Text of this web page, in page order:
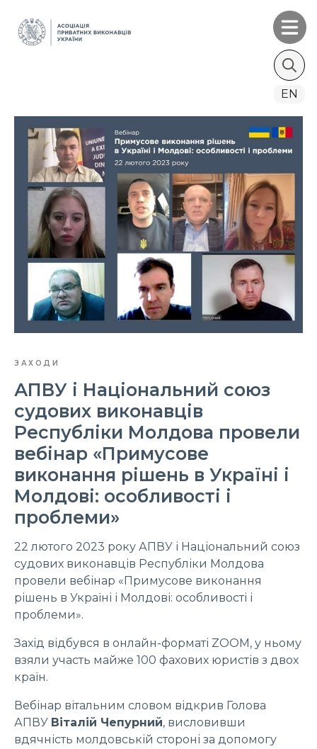
Search
EN
ЗАХОДИ
АПВУ і Національний союз
судових виконавців
Республіки Молдова провели
вебінар «Примусове
виконання рішень в Україні і
Молдові: особливості і
проблеми»
22 лютого 2023 року АПВУ і Національний союз
судових виконавців Республіки Молдова
провели вебінар «Примусове виконання
рішень в Україні і Молдові: особливості і
проблеми».
Захід відбувся в онлайн-форматі ZOOM, у ньому
взяли участь майже 100 фахових юристів з двох
країн.
Вебінар вітальним словом відкрив Голова
АПВУ Віталій Чепурний, висловивши
вдячність молдовській стороні за допомогу